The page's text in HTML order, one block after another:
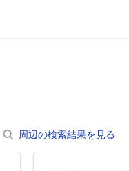
周辺の検索結果を見る